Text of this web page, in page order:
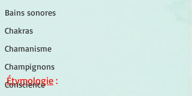
Bains sonores
Chakras
Chamanisme
Champignons
Conscience
Étymologie :